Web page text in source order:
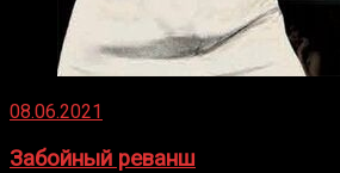
08.06.2021
Забойный реванш